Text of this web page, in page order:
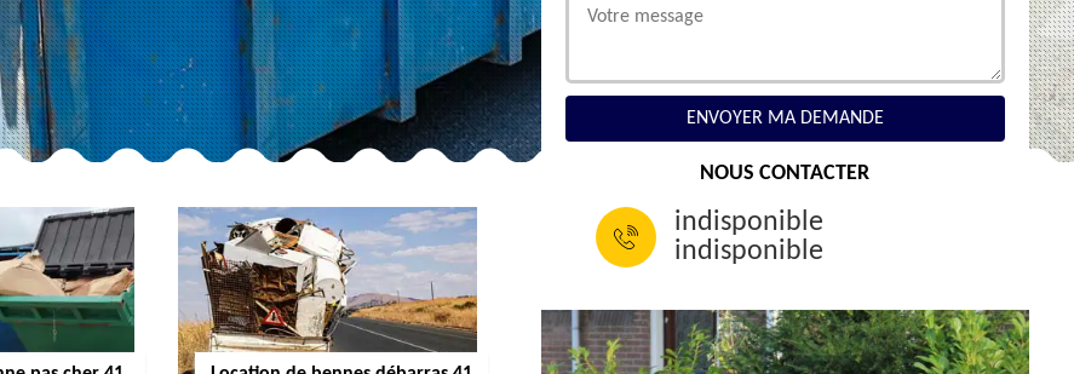
NOUS CONTACTER
indisponible
indisponible